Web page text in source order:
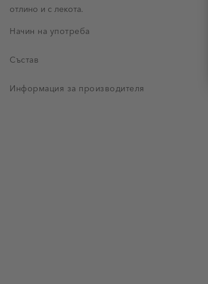
отлино и с лекота.
Начин на употреба
Състав
Информация за производителя